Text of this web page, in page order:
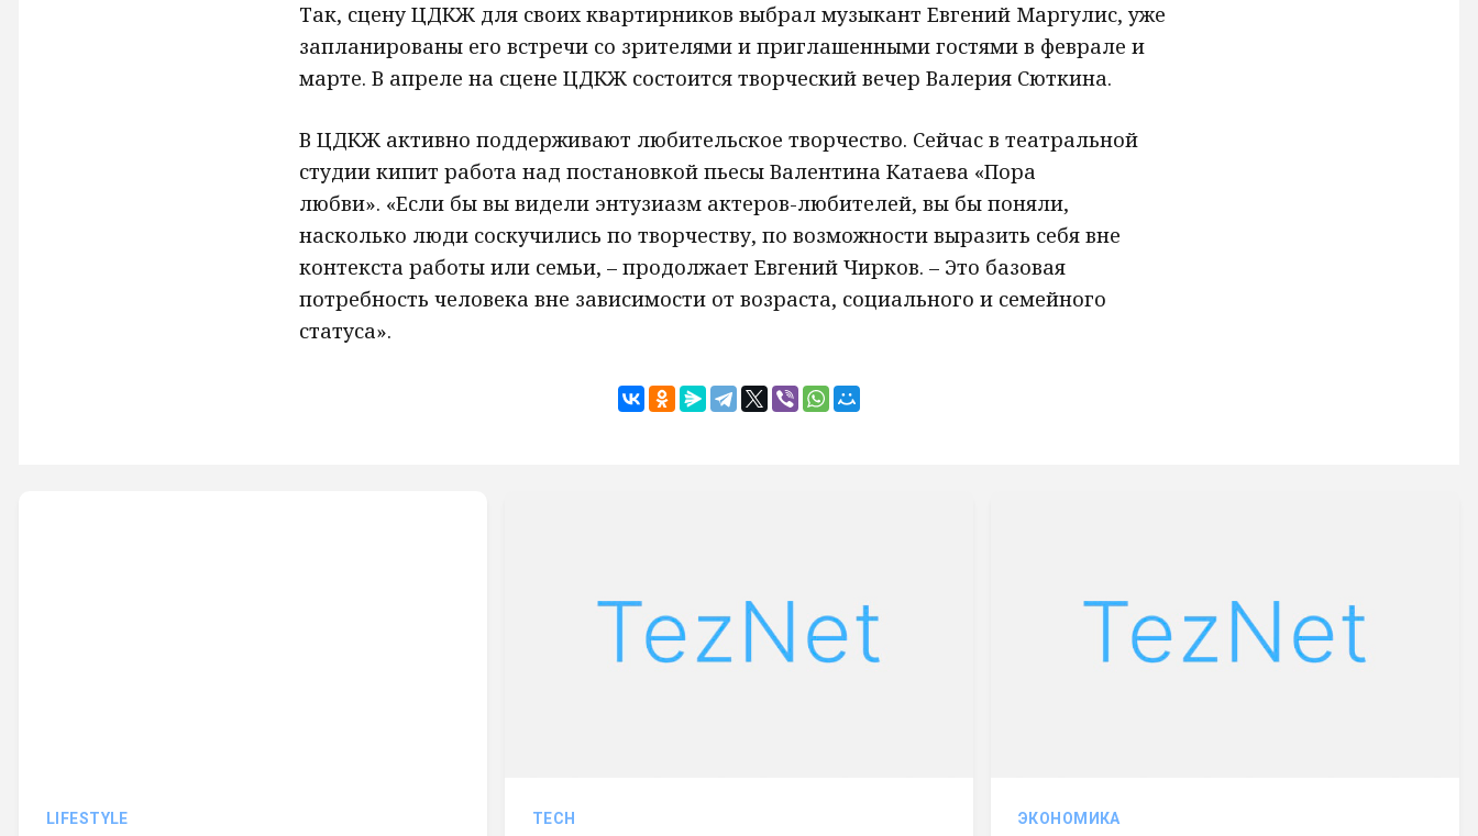
Так, сцену ЦДКЖ для своих квартирников выбрал музыкант Евгений Маргулис, уже
запланированы его встречи со зрителями и приглашенными гостями в феврале и
марте. В апреле на сцене ЦДКЖ состоится творческий вечер Валерия Сюткина.
В ЦДКЖ активно поддерживают любительское творчество. Сейчас в театральной
студии кипит работа над постановкой пьесы Валентина Катаева «Пора
любви». «Если бы вы видели энтузиазм актеров-любителей, вы бы поняли,
насколько люди соскучились по творчеству, по возможности выразить себя вне
контекста работы или семьи, – продолжает Евгений Чирков. – Это базовая
потребность человека вне зависимости от возраста, социального и семейного
статуса».
LIFESTYLE TECH ЭКОНОМИКА